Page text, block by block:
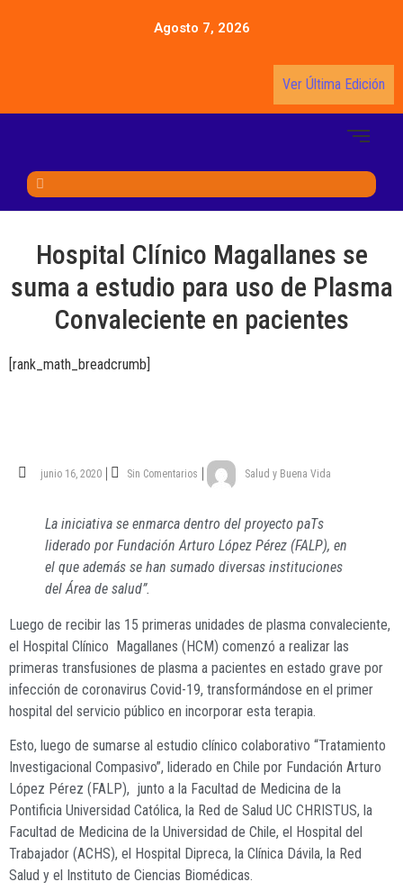
Agosto 7, 2026
Ver Última Edición
Hospital Clínico Magallanes se
suma a estudio para uso de Plasma
Convaleciente en pacientes
[rank_math_breadcrumb]
junio 16, 2020 Sin Comentarios Salud y Buena Vida
La iniciativa se enmarca dentro del proyecto paТs
liderado por Fundación Arturo López Pérez (FALP), en
el que además se han sumado diversas instituciones
del Área de salud”.
Luego de recibir las 15 primeras unidades de plasma convaleciente,
el Hospital Clínico Magallanes (HCM) comenzó a realizar las
primeras transfusiones de plasma a pacientes en estado grave por
infección de coronavirus Covid-19, transformándose en el primer
hospital del servicio público en incorporar esta terapia.
Esto, luego de sumarse al estudio clínico colaborativo “Tratamiento
Investigacional Compasivo”, liderado en Chile por Fundación Arturo
López Pérez (FALP), junto a la Facultad de Medicina de la
Pontificia Universidad Católica, la Red de Salud UC CHRISTUS, la
Facultad de Medicina de la Universidad de Chile, el Hospital del
Trabajador (ACHS), el Hospital Dipreca, la Clínica Dávila, la Red
Salud y el Instituto de Ciencias Biomédicas.